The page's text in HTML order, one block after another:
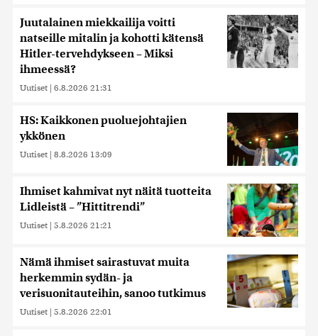
Juutalainen miekkailija voitti
natseille mitalin ja kohotti kätensä
Hitler-tervehdykseen – Miksi
ihmeessä?
Uutiset | 6.8.2026 21:31
HS: Kaikkonen puoluejohtajien
ykkönen
Uutiset | 8.8.2026 13:09
Ihmiset kahmivat nyt näitä tuotteita
Lidleistä – ”Hittitrendi”
Uutiset | 5.8.2026 21:21
Nämä ihmiset sairastuvat muita
herkemmin sydän- ja
verisuonitauteihin, sanoo tutkimus
Uutiset | 5.8.2026 22:01